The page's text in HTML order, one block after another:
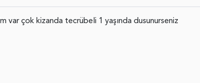
var çok kizanda tecrübeli 1 yaşında dusunurseniz